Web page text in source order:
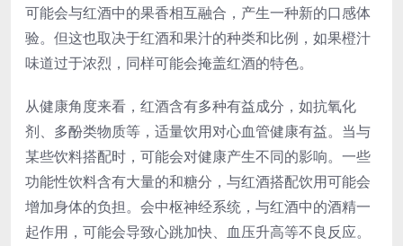
可能会与红酒中的果香相互融合，产生一种新的口感体
验。但这也取决于红酒和果汁的种类和比例，如果橙汁
味道过于浓烈，同样可能会掩盖红酒的特色。
从健康角度来看，红酒含有多种有益成分，如抗氧化
剂、多酚类物质等，适量饮用对心血管健康有益。当与
某些饮料搭配时，可能会对健康产生不同的影响。一些
功能性饮料含有大量的和糖分，与红酒搭配饮用可能会
增加身体的负担。会中枢神经系统，与红酒中的酒精一
起作用，可能会导致心跳加快、血压升高等不良反应。